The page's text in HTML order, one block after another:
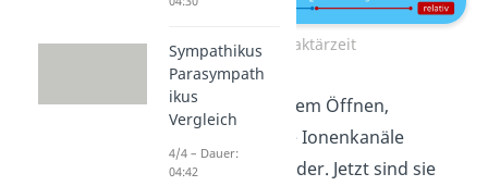
Refraktärzeit
Kurze Zeit nach dem Öffnen,
schließen sich die Ionenkanäle
selbstständig wieder. Jetzt sind sie
Sympathikus
Parasympath
ikus
Vergleich
4/4 – Dauer:
04:42